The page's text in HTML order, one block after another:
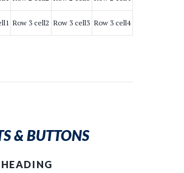
Row 3 cell2 Row 3 cell3 Row 3 cell4
& BUTTONS